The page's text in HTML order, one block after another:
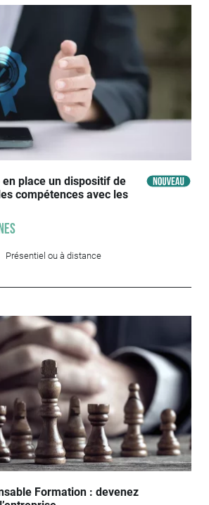
place un dispositif de
compétences avec les
Présentiel ou à distance
Formation : devenez